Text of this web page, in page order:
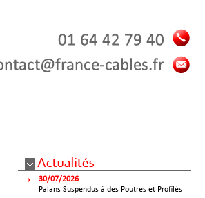
30/07/2026
Palans Suspendus à des Poutres et Profilés